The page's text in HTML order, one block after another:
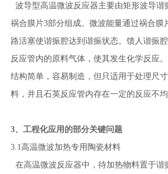
波导型高温微波反应器主要由矩形波导谐
祸合膜片3部分组成。微波能量通过祸合膜
路活塞使谐振腔达到谐振状态。馈人谐振
反应管内的原料气体，使其发生化学反应
结构简单，容易制造，但只适用于处理尺
料，并且石英反应管内存在一定的反应不均
3、工程化应用的部分关键问题
3.1高温微波加热专用陶瓷材料
在高温微波反应器中，待加热物料置于谐